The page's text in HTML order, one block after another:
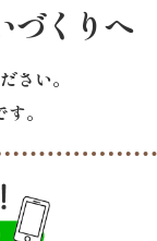
づくりへ
さい。
。